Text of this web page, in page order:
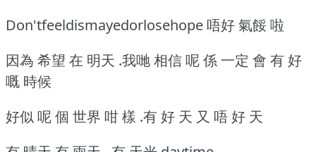
Don'tfeeldismayedorlosehope 唔好 氣餒 啦
因為 希望 在 明天 .我哋 相信 呢 係 一定 會 有 好
嘅 時候
好似 呢 個 世界 咁 樣 .有 好 天 又 唔 好 天